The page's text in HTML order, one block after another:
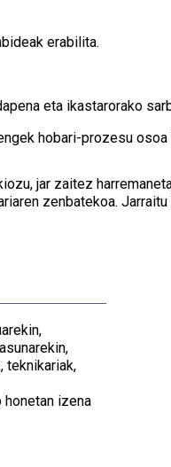
erabilita.
eta ikastarorako
hobari-prozesu
jar zaitez
zenbatekoa.
teknikariak,
izena